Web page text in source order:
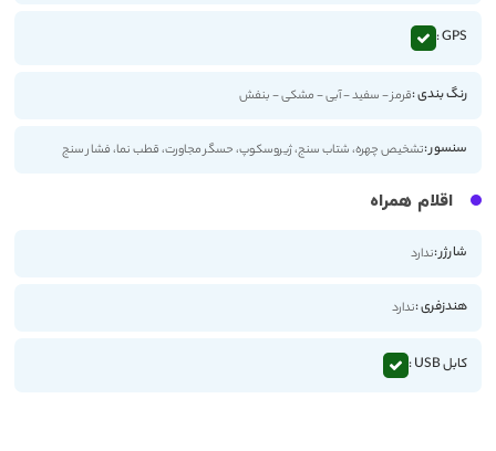
GPS :
رنگ بندی :قرمز - سفید - آبی - مشکی - بنفش
سنسور :تشخیص چهره، شتاب سنج، ژیروسکوپ، حسگر مجاورت، قطب نما، فشار سنج
اقلام همراه
شارژر :ندارد
هندزفری :ندارد
کابل USB :